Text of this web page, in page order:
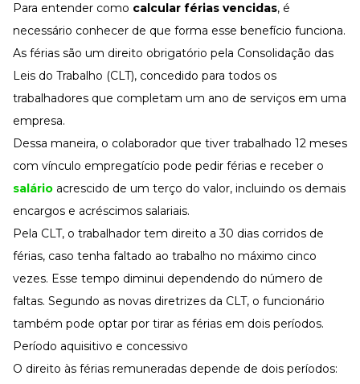
Para entender como calcular férias vencidas, é
necessário conhecer de que forma esse benefício funciona.
As férias são um direito obrigatório pela Consolidação das
Leis do Trabalho (CLT), concedido para todos os
trabalhadores que completam um ano de serviços em uma
empresa.
Dessa maneira, o colaborador que tiver trabalhado 12 meses
com vínculo empregatício pode pedir férias e receber o
salário acrescido de um terço do valor, incluindo os demais
encargos e acréscimos salariais.
Pela CLT, o trabalhador tem direito a 30 dias corridos de
férias, caso tenha faltado ao trabalho no máximo cinco
vezes. Esse tempo diminui dependendo do número de
faltas. Segundo as novas diretrizes da CLT, o funcionário
também pode optar por tirar as férias em dois períodos.
Período aquisitivo e concessivo
O direito às férias remuneradas depende de dois períodos: